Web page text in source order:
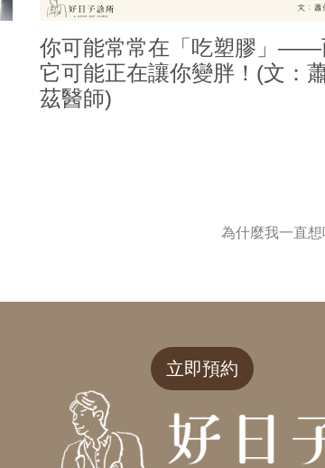
你可能常常在「吃塑膠」——
它可能正在讓你變胖！(文：
茲醫師)
為什麼我一直
立即預約